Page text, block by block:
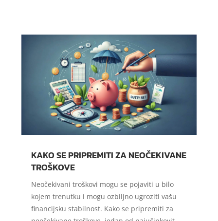
KAKO SE PRIPREMITI ZA NEOČEKIVANE
TROŠKOVE
Neočekivani troškovi mogu se pojaviti u bilo
kojem trenutku i mogu ozbiljno ugroziti vašu
financijsku stabilnost. Kako se pripremiti za